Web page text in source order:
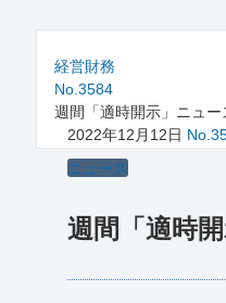
経営財務
No.3584
週間「適時開示」ニュー
2022年12月12日
ニュース
週間「適時